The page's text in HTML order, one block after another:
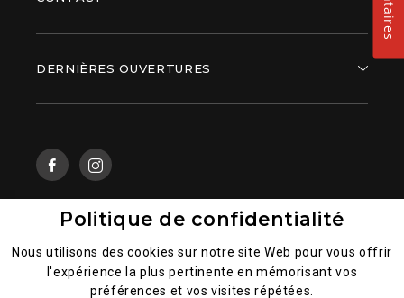
DERNIÈRES OUVERTURES
Politique générale de la confidentialité des données
Politique de confidentialité
Nous utilisons des cookies sur notre site Web pour vous offrir
l'expérience la plus pertinente en mémorisant vos
préférences et vos visites répétées.